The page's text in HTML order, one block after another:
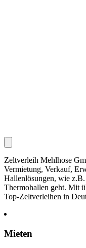
Zeltverleih Mehlhose
Vermietung, Verkauf,
Hallenlösungen, wie
Thermohallen geht. Mit
Top-Zeltverleihen in
Mieten